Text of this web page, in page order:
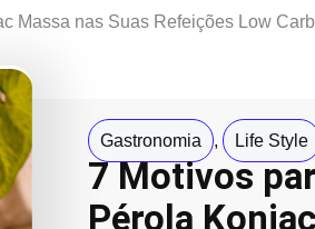
Massa nas Suas Refeições Low Carb
Gastronomia , Life Style
7 Motivos
Pérola